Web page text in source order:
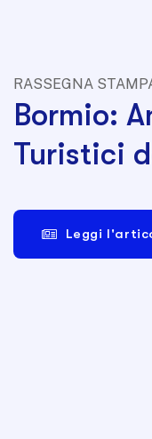
RASSEGNA
Bormio:
Turistici
Leggi